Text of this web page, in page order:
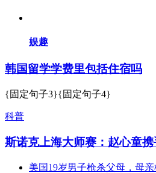
娱趣
韩国留学学费里包括住宿吗
{固定句子3}{固定句子4}
科普
斯诺克上海大师赛：赵心童
美国19岁男子枪杀父母，母